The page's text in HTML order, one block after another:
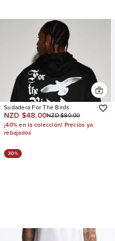
Sudadera For The Birds
NZD $48.00NZD $80.00
¡40% en la colección! Precios ya
rebajados
30%